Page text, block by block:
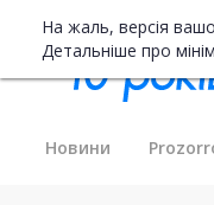
На жаль, версія
Детальніше про
Новини